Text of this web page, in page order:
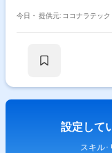
今日・ 提供元: ココナラテッ
設定して
スキル･